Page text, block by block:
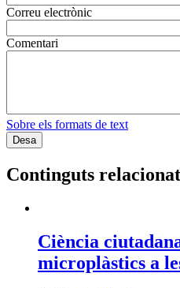
Correu electrònic
Comentari
Sobre els formats de text
Continguts
Ciència
microplàstics a